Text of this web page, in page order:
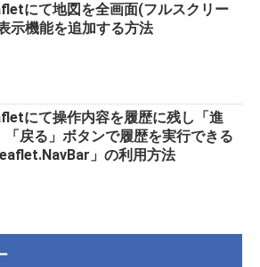
にて地図を全画面(フルスクリー
示機能を追加する方法
にて操作内容を履歴に残し「進
「戻る」ボタンで履歴を実行できる
」の利用方法